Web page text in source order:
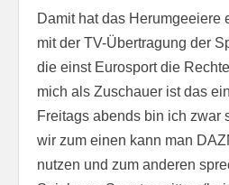
Damit hat das Herumgeeiere
mit der TV-Übertragung der
die einst Eurosport die
mich als Zuschauer ist das
Freitags abends bin ich zwar
wir zum einen kann man
nutzen und zum anderen